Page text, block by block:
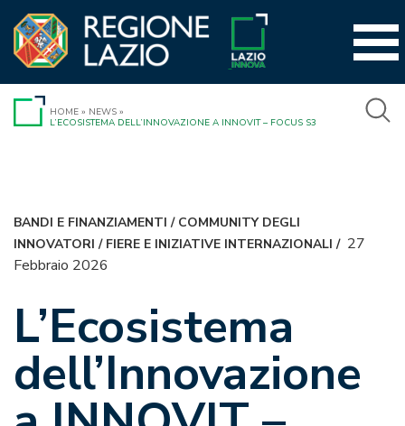
contenuto
HOME » NEWS »
L’ECOSISTEMA DELL’INNOVAZIONE A INNOVIT – FOCUS S3
BANDI E FINANZIAMENTI / COMMUNITY DEGLI
INNOVATORI / FIERE E INIZIATIVE INTERNAZIONALI / 27
Febbraio 2026
L’Ecosistema
dell’Innovazione